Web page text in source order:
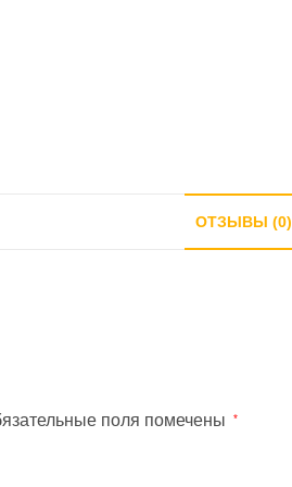
ОТЗЫВЫ (0)
поля помечены *